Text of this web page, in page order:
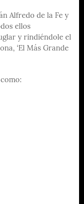
Alfredo de la Fe y
ellos
y rindiéndole el
‘El Más Grande